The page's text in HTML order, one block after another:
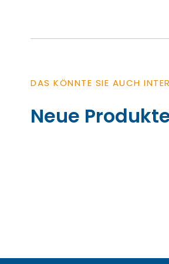
DAS KÖNNTE SIE AUCH
Neue